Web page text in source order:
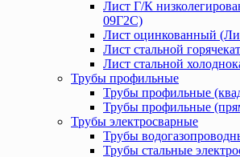
Лист Г/К
09Г2С)
Лист оцинкованный
Лист стальной
Лист стальной
Трубы профильные
Трубы профильные
Трубы профильные
Трубы электросварные
Трубы
Трубы стальные